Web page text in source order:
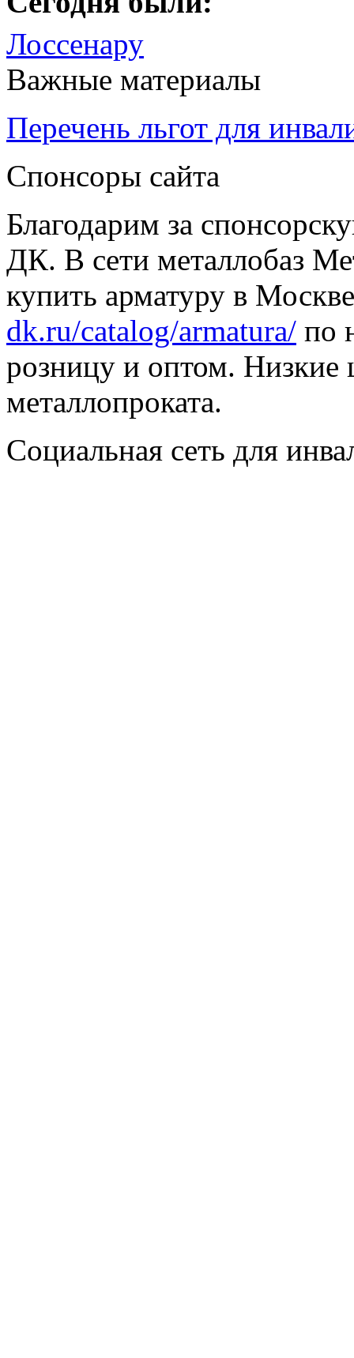
Лоссенару
Важные материалы
Перечень льгот для
Спонсоры сайта
Благодарим за
ДК. В сети металлобаз
купить арматуру в
dk.ru/catalog/armatura/ по
розницу и оптом. Низкие
металлопроката.
Социальная сеть для